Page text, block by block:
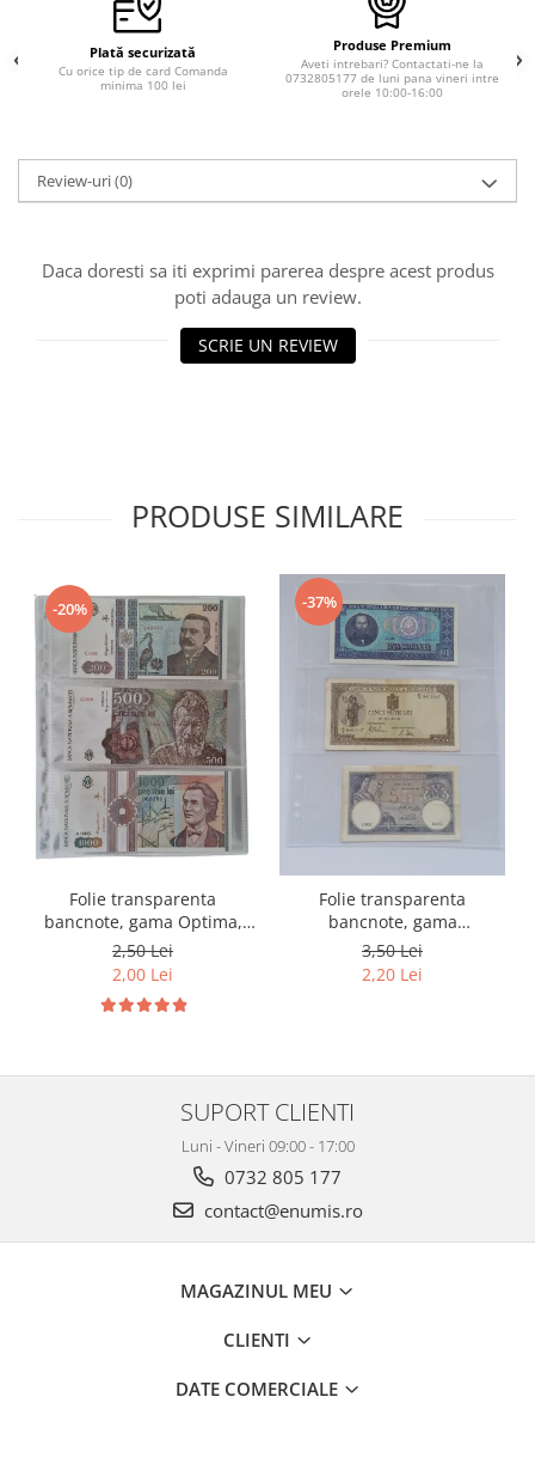
Plată securizată
Cu orice tip de card Comanda
minima 100 lei
Produse Premium
Aveti intrebari? Contactati-ne la
0732805177 de luni pana vineri intre
orele 10:00-16:00
Review-uri(0)
Daca doresti sa iti exprimi parerea despre acest produs
poti adauga un review.
SCRIE UN REVIEW
PRODUSE SIMILARE
-20%
Folie transparenta
bancnote, gama Optima,
cod SH252, 3
compartimente
2,50 Lei
2,00 Lei
-37%
Folie transparenta
bancnote, gama
Grande(A4), cod SH312, 3
compartimente
3,50 Lei
2,20 Lei
SUPORT CLIENTI
Luni - Vineri 09:00 - 17:00
0732 805 177
contact@enumis.ro
MAGAZINUL MEU
CLIENTI
DATE COMERCIALE